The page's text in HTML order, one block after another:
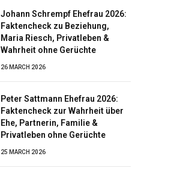
Johann Schrempf Ehefrau 2026:
Faktencheck zu Beziehung,
Maria Riesch, Privatleben &
Wahrheit ohne Gerüchte
26 MARCH 2026
Peter Sattmann Ehefrau 2026:
Faktencheck zur Wahrheit über
Ehe, Partnerin, Familie &
Privatleben ohne Gerüchte
25 MARCH 2026